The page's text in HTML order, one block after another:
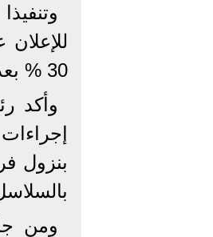
30 ‎%‎ بعد العيد
وأكد
بنزول
ومن